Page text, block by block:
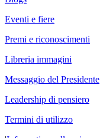
Eventi e fiere
Premi e riconoscimenti
Libreria immagini
Messaggio del Presidente
Leadership di pensiero
Termini di utilizzo